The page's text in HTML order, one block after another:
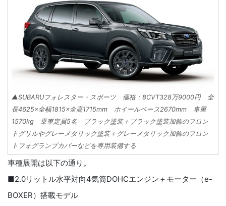
▲SUBARUフォレスター・スポーツ 価格：8CVT328万9000円 全
長4625×全幅1815×全高1715mm ホイールベース2670mm 車重
1570kg 乗車定員5名 ブラック塗装＋ブラック塗装加飾のフロン
トグリルやグレーメタリック塗装＋グレーメタリック加飾のフロン
トフォグランプカバーなどを専用装備する
車種展開は以下の通り。
■2.0リットル水平対向4気筒DOHCエンジン＋モーター（e-
BOXER）搭載モデル